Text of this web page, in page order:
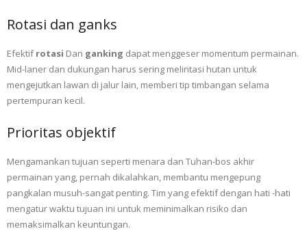
Rotasi dan ganks
Efektifrotasi Dan ganking dapat menggeser momentum permainan.
Mid-laner dan dukungan harus sering melintasi hutan untuk
mengejutkan lawan di jalur lain, memberi tip timbangan selama
pertempuran kecil.
Prioritas objektif
Mengamankan tujuan seperti menara dan Tuhan-bos akhir
permainan yang, pernah dikalahkan, membantu mengepung
pangkalan musuh-sangat penting. Tim yang efektif dengan hati -hati
mengatur waktu tujuan ini untuk meminimalkan risiko dan
memaksimalkan keuntungan.